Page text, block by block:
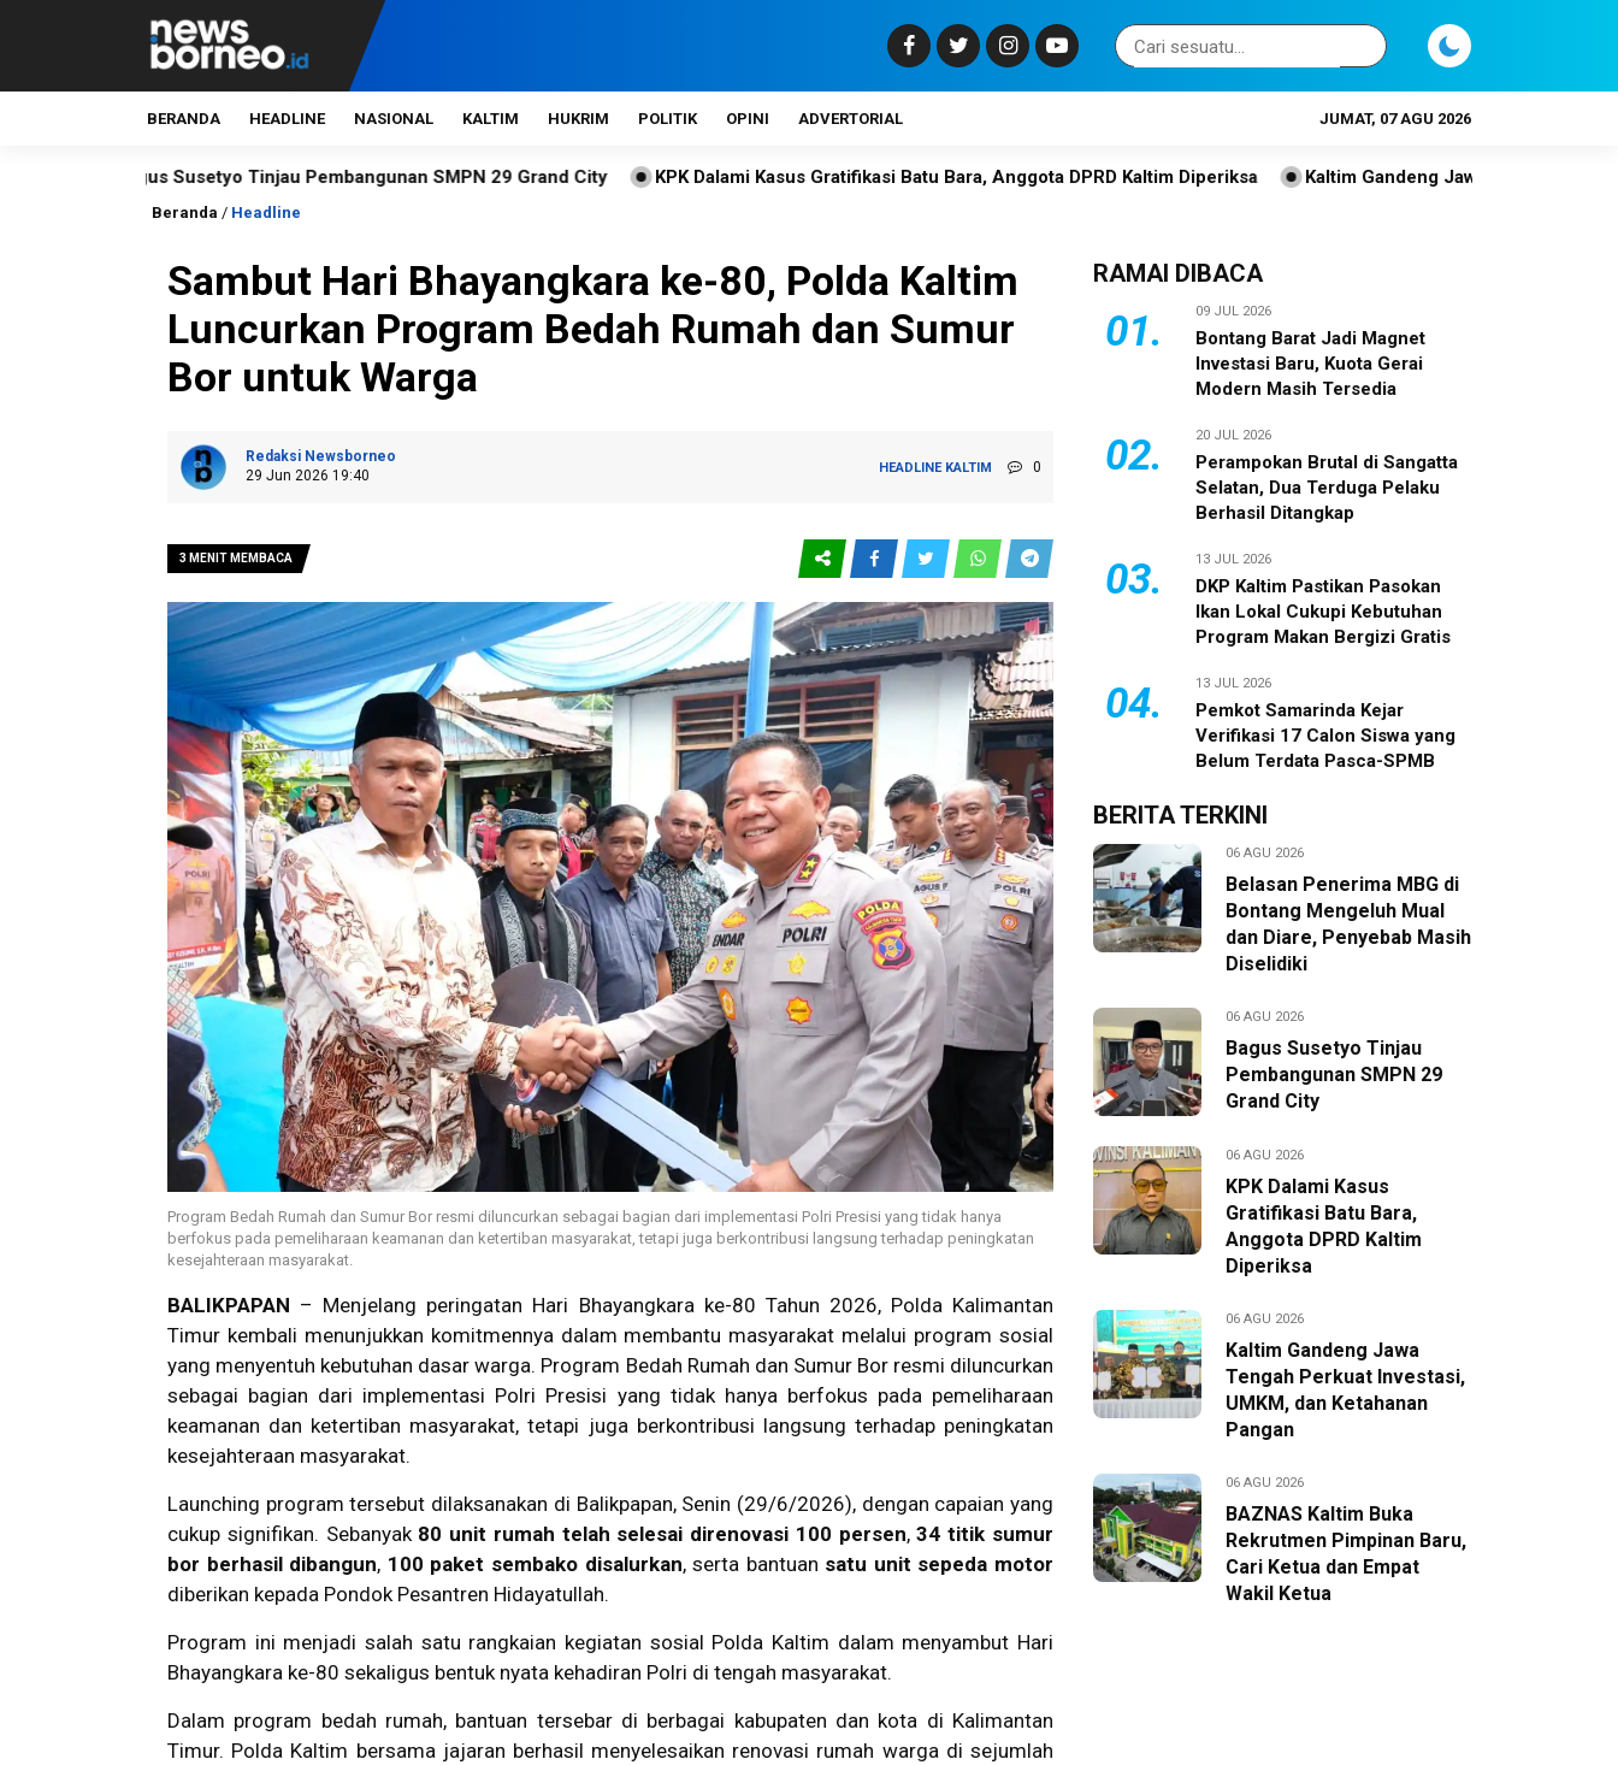
BERANDA HEADLINE NASIONAL KALTIM HUKRIM POLITIK OPINI ADVERTORIAL JUMAT, 07 AGU 2026
Susetyo Tinjau Pembangunan SMPN 29 Grand City KPK Dalami Kasus Gratifikasi Batu Bara, Anggota DPRD Kaltim Diperiksa Kaltim Gandeng Jawa Tengah Perkuat Investasi,
Beranda / Headline
Sambut Hari Bhayangkara ke-80, Polda Kaltim
Luncurkan Program Bedah Rumah dan Sumur
Bor untuk Warga
Redaksi Newsborneo
29 Jun 2026 19:40
HEADLINE KALTIM 0
3 MENIT MEMBACA
Program Bedah Rumah dan Sumur Bor resmi diluncurkan sebagai bagian dari implementasi Polri Presisi yang tidak hanya
berfokus pada pemeliharaan keamanan dan ketertiban masyarakat, tetapi juga berkontribusi langsung terhadap peningkatan
kesejahteraan masyarakat.
BALIKPAPAN – Menjelang peringatan Hari Bhayangkara ke-80 Tahun 2026, Polda Kalimantan
Timur kembali menunjukkan komitmennya dalam membantu masyarakat melalui program sosial
yang menyentuh kebutuhan dasar warga. Program Bedah Rumah dan Sumur Bor resmi diluncurkan
sebagai bagian dari implementasi Polri Presisi yang tidak hanya berfokus pada pemeliharaan
keamanan dan ketertiban masyarakat, tetapi juga berkontribusi langsung terhadap peningkatan
kesejahteraan masyarakat.
Launching program tersebut dilaksanakan di Balikpapan, Senin (29/6/2026), dengan capaian yang
cukup signifikan. Sebanyak 80 unit rumah telah selesai direnovasi 100 persen,34 titik sumur
bor berhasil dibangun, 100 paket sembako disalurkan, serta bantuan satu unit sepeda motor
diberikan kepada Pondok Pesantren Hidayatullah.
Program ini menjadi salah satu rangkaian kegiatan sosial Polda Kaltim dalam menyambut Hari
Bhayangkara ke-80 sekaligus bentuk nyata kehadiran Polri di tengah masyarakat.
Dalam program bedah rumah, bantuan tersebar di berbagai kabupaten dan kota di Kalimantan
Timur. Polda Kaltim bersama jajaran berhasil menyelesaikan renovasi rumah warga di sejumlah
RAMAI DIBACA
01. 09 JUL 2026
Bontang Barat Jadi Magnet
Investasi Baru, Kuota Gerai
Modern Masih Tersedia
02. 20 JUL 2026
Perampokan Brutal di Sangatta
Selatan, Dua Terduga Pelaku
Berhasil Ditangkap
03. 13 JUL 2026
DKP Kaltim Pastikan Pasokan
Ikan Lokal Cukupi Kebutuhan
Program Makan Bergizi Gratis
04. 13 JUL 2026
Pemkot Samarinda Kejar
Verifikasi 17 Calon Siswa yang
Belum Terdata Pasca-SPMB
BERITA TERKINI
06 AGU 2026
Belasan Penerima MBG di
Bontang Mengeluh Mual
dan Diare, Penyebab Masih
Diselidiki
06 AGU 2026
Bagus Susetyo Tinjau
Pembangunan SMPN 29
Grand City
06 AGU 2026
KPK Dalami Kasus
Gratifikasi Batu Bara,
Anggota DPRD Kaltim
Diperiksa
06 AGU 2026
Kaltim Gandeng Jawa
Tengah Perkuat Investasi,
UMKM, dan Ketahanan
Pangan
06 AGU 2026
BAZNAS Kaltim Buka
Rekrutmen Pimpinan Baru,
Cari Ketua dan Empat
Wakil Ketua